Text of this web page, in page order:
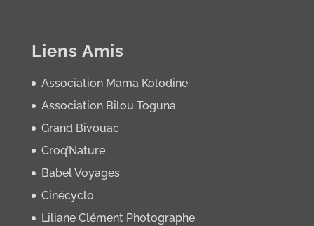
Liens Amis
Association Mama Kolodine
Association Bilou Toguna
Grand Bivouac
Croq’Nature
Babel Voyages
Cinécyclo
Liliane Clément Photographe